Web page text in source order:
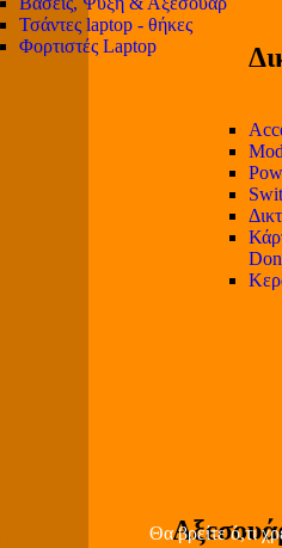
Τσάντες laptop - θήκες
Φορτιστές Laptop
Θα βρείτε ό,τι